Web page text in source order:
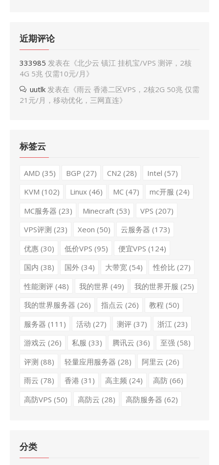
近期评论
333985 发表在《北少云 镇江 挂机宝/VPS 测评，2核
4G 5兆 仅需10元/月 》
uutlk 发表在《雨云 香港二区VPS，2核2G 50兆 仅需
21元/月，移动优化，三网直连》
标签云
AMD (35) BGP (27) CN2 (28) Intel (57)
KVM (102) Linux(46) MC(47) mc开服 (24)
MC服务器 (23) Minecraft(53) VPS (207)
VPS评测 (23) Xeon (50) 云服务器 (173)
优惠(30) 低价VPS (95) 便宜VPS (124)
国内 (38) 国外(34) 大带宽(54) 性价比 (27)
性能测评(48) 我的世界 (49) 我的世界开服 (25)
我的世界服务器 (26) 指点云 (26) 教程 (50)
服务器 (111) 活动 (27) 测评(37) 浙江 (23)
游戏云 (26) 私服 (33) 腾讯云 (36) 至强 (58)
评测 (88) 轻量应用服务器 (28) 阿里云 (26)
雨云 (78) 香港 (31) 高主频 (24) 高防(66)
高防VPS (50) 高防云 (28) 高防服务器 (62)
分类